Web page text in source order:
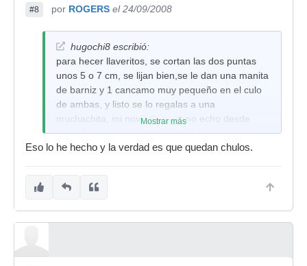
#8 por ROGERS el 24/09/2008
hugochi8 escribió:
para hecer llaveritos, se cortan las dos puntas
unos 5 o 7 cm, se lijan bien,se le dan una manita
de barniz y 1 cancamo muy pequeño en el culo
de ambas, y listo se lo regalas a una
muchachita, mi novia tioene uno echo desde
hace 4 años pro lo menos, tambien sirve para
que los buitres que la merodean sepan que su
cabezas.......lo pillan rapido.
saludos
Mostrar más
Eso lo he hecho y la verdad es que quedan chulos.